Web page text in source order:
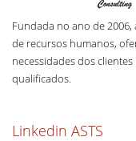
Fundada no ano de 2006,
de recursos humanos,
necessidades dos
qualificados.
Linkedin ASTS